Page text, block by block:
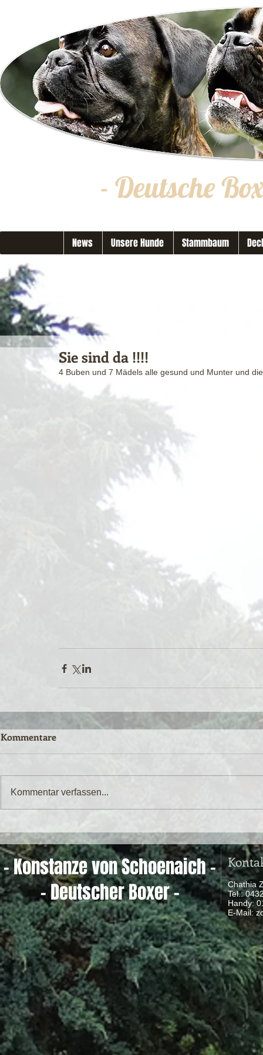
- Deutsche
News Unsere Hunde Stammbaum
Sie sind da !!!!
4 Buben und 7 Mädels alle gesund und Munter und
Kommentare
Kommentar verfassen...
- Konstanze von Schoenaich -
- Deutscher Boxer -
Chathia
Tel.:
Handy:
​ E-Mail: